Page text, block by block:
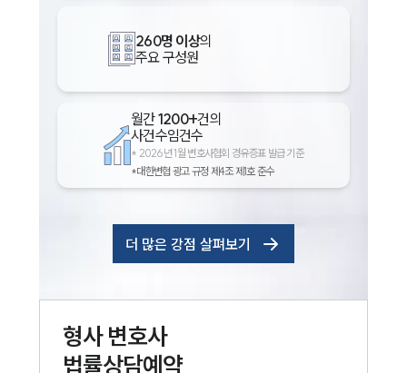
260명 이상의
주요 구성원
월간1200+건의
사건수임건수
* 2026년 1월 변호사협회 경유증표 발급 기준
*대한변협 광고 규정 제4조 제1호 준수
더 많은 강점 살펴보기
형사변호사
법률상담예약